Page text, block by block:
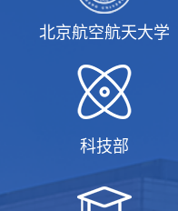
北京航空航天大学
科技部